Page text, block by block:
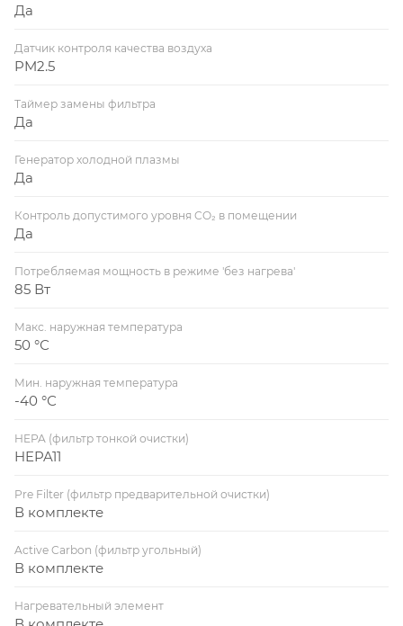
Да
Датчик контроля качества воздуха
PM2.5
Таймер замены фильтра
Да
Генератор холодной плазмы
Да
Контроль допустимого уровня CO₂ в помещении
Да
Потребляемая мощность в режиме 'без нагрева'
85 Вт
Макс. наружная температура
50 °С
Мин. наружная температура
-40 °С
HEPA (фильтр тонкой очистки)
HEPA11
Pre Filter (фильтр предварительной очистки)
В комплекте
Active Carbon (фильтр угольный)
В комплекте
Нагревательный элемент